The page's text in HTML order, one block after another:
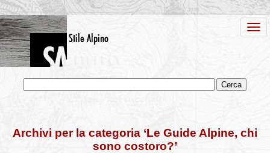
Archivi per la categoria ‘Le Guide Alpine, chi
sono costoro?’